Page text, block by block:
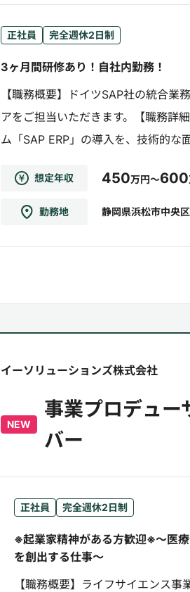
正社員 完全週休2日制
3ヶ月間研修あり！自社内勤務！
【職務概要】ドイツSAP社の統合
アをご担当いただきます。【職務詳
ム「SAP ERP」の導入を、技術的な
想定年収 450万円～600
勤務地 静岡県浜松市中央
イーソリューションズ株式会社
NEW
事業プロデュ
バー
正社員 完全週休2日制
※起業家精神がある方歓迎※～医
を創出する仕事～
【職務概要】ライフサイエンス事